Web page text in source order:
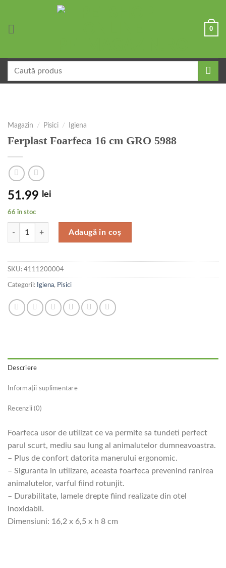
0
după:
Magazin / Pisici / Igiena
Ferplast Foarfeca 16 cm GRO 5988
51.99 lei
66 în stoc
Cantitate Ferplast Foarfeca 16 cm GRO 5988
Adaugă în coș
SKU: 4111200004
Categorii: Igiena, Pisici
Descriere
Informații suplimentare
Recenzii (0)
Foarfeca usor de utilizat ce va permite sa tundeti perfect
parul scurt, mediu sau lung al animalutelor dumneavoastra.
– Plus de confort datorita manerului ergonomic.
– Siguranta in utilizare, aceasta foarfeca prevenind ranirea
animalutelor, varful fiind rotunjit.
– Durabilitate, lamele drepte fiind realizate din otel
inoxidabil.
Dimensiuni: 16,2 x 6,5 x h 8 cm